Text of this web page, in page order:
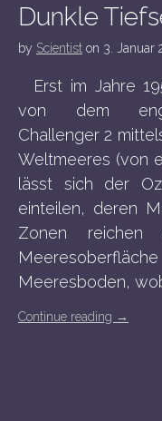
Dunkle
by Scientist on 3. Januar
Erst im Jahre
von dem
Challenger 2
Weltmeeres (von
lässt sich der
einteilen, deren
Zonen reichen
Meeresboden,
Continue reading →